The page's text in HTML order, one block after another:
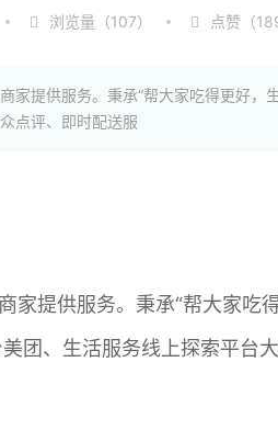
浏览量（107） 点赞（
提供服务。秉承“帮大家吃得更好，
点评、即时配送服
提供服务。秉承“帮大家吃
团、生活服务线上探索平台